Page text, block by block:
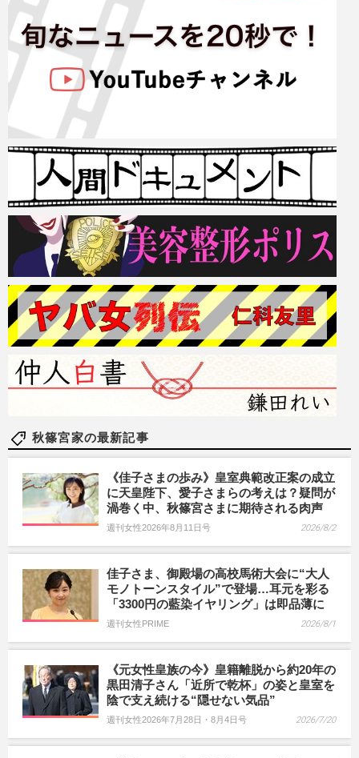
秋篠宮家の最新記事
《佳子さまの歩み》皇室典範改正案の成立
に天皇陛下、愛子さまらの考えは？疑問が
渦巻く中、秋篠宮さまに期待される肉声
週刊女性2026年8月11日号 2026/8/2
佳子さま、御殿場の高校馬術大会に“大人
モノトーンスタイル”で登場…耳元を彩る
「3300円の藍染イヤリング」は即品薄に
週刊女性PRIME 2026/8/1
《元女性皇族の今》皇籍離脱から約20年の
黒田清子さん「近所で乾杯」の姿と皇室を
陰で支え続ける“隠せない気品”
週刊女性2026年7月28日・8月4日号 2026/7/20